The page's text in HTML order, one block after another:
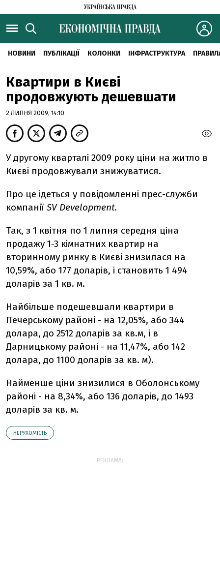
НОВИНИ ПУБЛІКАЦІЇ КОЛОНКИ ІНФРАСТРУКТУРА
Квартири в Києві
продовжують дешевшати
2 ЛИПНЯ 2009, 14:10
У другому кварталі 2009 року ціни на житло в
Києві продовжували знижуватися.
Про це ідеться у повідомленні прес-служби
компанії SV Development.
Так, з 1 квітня по 1 липня середня ціна
продажу 1-3 кімнатних квартир на
вторинному ринку в Києві знизилася на
10,59%, або 177 доларів, і становить 1 494
доларів за 1 кв. м.
Найбільше подешевшали квартири в
Печерському районі - на 12,05%, або 344
долара, до 2512 доларів за кв.м, і в
Дарницькому районі - на 11,47%, або 142
долара, до 1100 доларів за кв. м).
Найменше ціни знизилися в Оболонському
районі - на 8,34%, або 136 доларів, до 1493
доларів за кв. м.
НЕРУХОМІСТЬ
РЕКЛАМА: